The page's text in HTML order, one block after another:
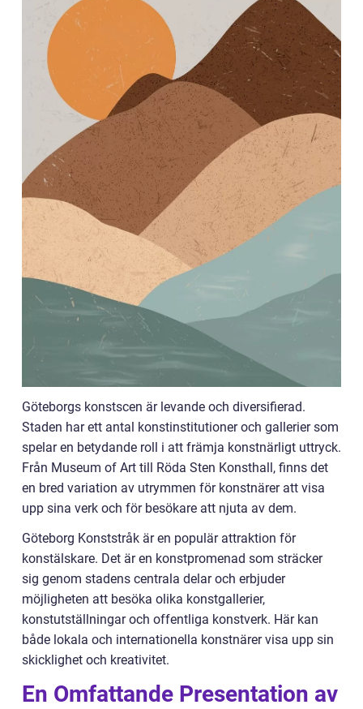
Göteborgs konstscen är levande och diversifierad.
Staden har ett antal konstinstitutioner och gallerier som
spelar en betydande roll i att främja konstnärligt uttryck.
Från Museum of Art till Röda Sten Konsthall, finns det
en bred variation av utrymmen för konstnärer att visa
upp sina verk och för besökare att njuta av dem.
Göteborg Konststråk är en populär attraktion för
konstälskare. Det är en konstpromenad som sträcker
sig genom stadens centrala delar och erbjuder
möjligheten att besöka olika konstgallerier,
konstutställningar och offentliga konstverk. Här kan
både lokala och internationella konstnärer visa upp sin
skicklighet och kreativitet.
En Omfattande Presentation av